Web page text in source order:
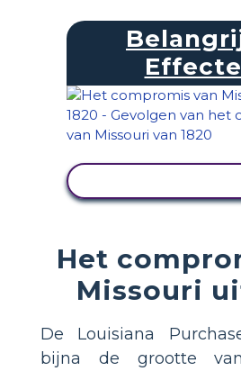
Het
Missouri
De Louisiana
bijna de grootte